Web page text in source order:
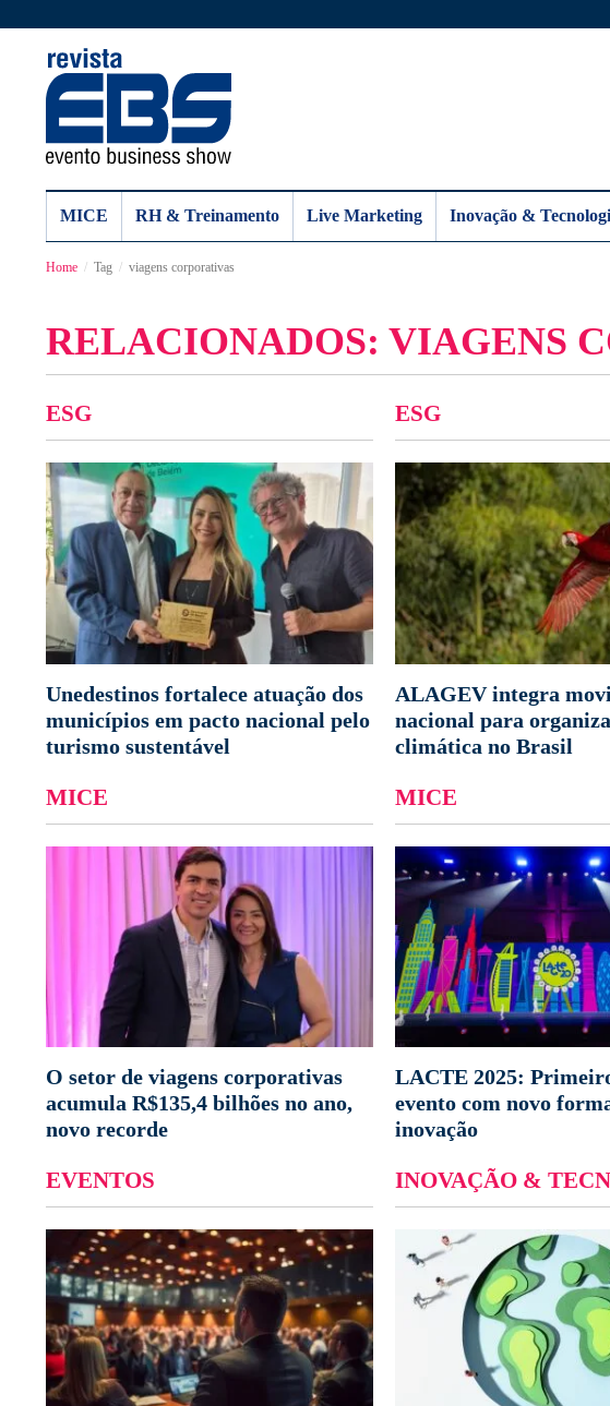
MICE RH & Treinamento Live Marketing Inovação &
Home Tag viagens corporativas
RELACIONADOS: VIAGENS
ESG
Unedestinos fortalece atuação dos
municípios em pacto nacional pelo
turismo sustentável
ESG
ALAGEV integra
nacional para
climática no Brasil
MICE
O setor de viagens corporativas
acumula R$135,4 bilhões no ano,
novo recorde
MICE
LACTE 2025:
evento com novo
inovação
EVENTOS INOVAÇÃO &